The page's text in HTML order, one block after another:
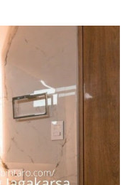
order jasa kami silakan
5141 Layanan dan
kami. Layanan
berpengalaman, kami
apa pun, mulai
kami. Respon
cepat dan efisien.